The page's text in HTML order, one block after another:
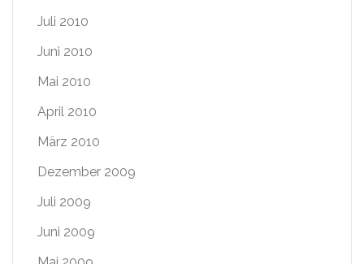
Juli 2010
Juni 2010
Mai 2010
April 2010
März 2010
Dezember 2009
Juli 2009
Juni 2009